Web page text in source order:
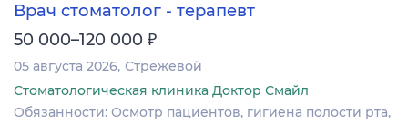
Врач стоматолог - терапевт
50 000–120 000 ₽
05 августа 2026 Стрежевой
Стоматологическая клиника Доктор Смайл
Обязанности: Осмотр пациентов, гигиена полости рта,